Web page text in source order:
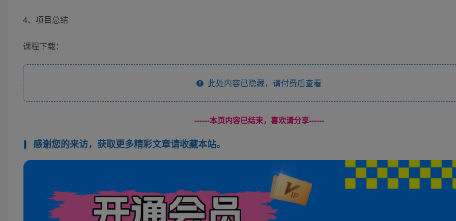
4、项目总结
课程下载：
此处内容已隐藏，请付费后查看
------本页内容已结束，喜欢请分享------
感谢您的来访，获取更多精彩文章请收藏本站。